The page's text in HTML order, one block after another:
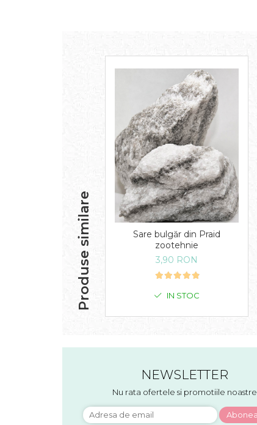
Produse similare
Sare bulgăr din Praid
zootehnie
3,90 RON
IN STOC
NEWSLETTER
Nu rata ofertele si promotiile noastre